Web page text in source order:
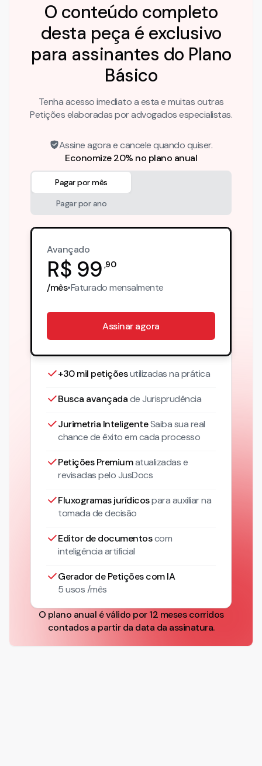
O conteúdo completo
desta peça é exclusivo
para assinantes do Plano
Básico
Tenha acesso imediato a esta e muitas outras
Petições elaboradas por advogados especialistas.
Assine agora e cancele quando quiser.
Economize 20% no plano anual
Pagar por mês
Pagar por ano
Avançado
R$ 99 ,90
/mês•Faturadomensalmente
Assinar agora
+30 mil petiçõesutilizadas na prática
Busca avançadade Jurisprudência
Jurimetria InteligenteSaiba sua real
chance de êxito em cada processo
Petições Premiumatualizadase
revisadas pelo JusDocs
Fluxogramas jurídicospara auxiliar na
tomada de decisão
Editor de documentoscom
inteligência artificial
Gerador de Petições com IA
5 usos /mês
O plano anual é válido por 12 meses corridos
contados a partir da data da assinatura.